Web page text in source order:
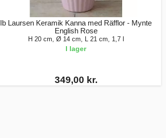
Ib Laursen Keramik Kanna med Räfflor - Mynte
English Rose
H 20 cm, Ø 14 cm, L 21 cm, 1,7 l
I lager
349,00 kr.